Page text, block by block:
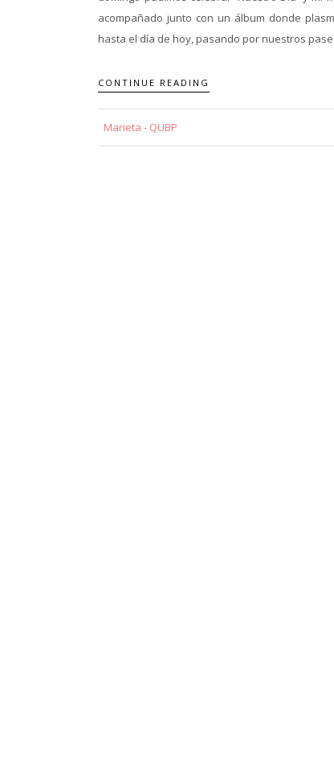
acompañado junto con un álbum donde
hasta el día de hoy, pasando por nuestros
CONTINUE READING
Marieta - QUBP